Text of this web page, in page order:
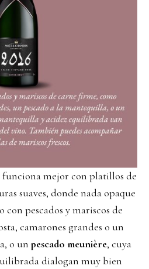
funciona mejor con platillos de
suaves, donde nada opaque
con pescados y mariscos de
camarones grandes o un
o unpescado meunière, cuya
dialogan muy bien